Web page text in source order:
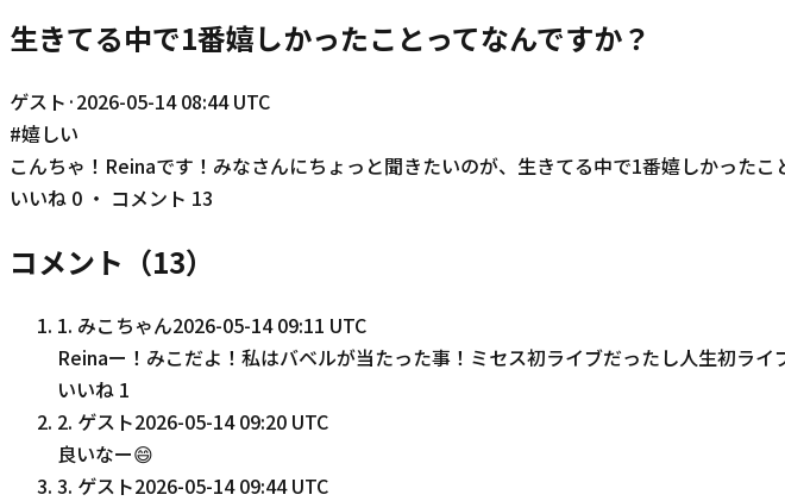
生きてる中で1番嬉しかったことってなんですか？
ゲスト ·2026-05-14 08:44 UTC
#嬉しい
こんちゃ！Reinaです！みなさんにちょっと聞きたいのが、生きてる中で1番嬉しかった
いいね 0 ・ コメント 13
コメント（13）
1. みこちゃん2026-05-14 09:11 UTC
Reinaー！みこだよ！私はバベルが当たった事！ミセス初ライブだったし人生初ライ
いいね 1
2. ゲスト2026-05-14 09:20 UTC
良いなー😄
3. ゲスト2026-05-14 09:44 UTC